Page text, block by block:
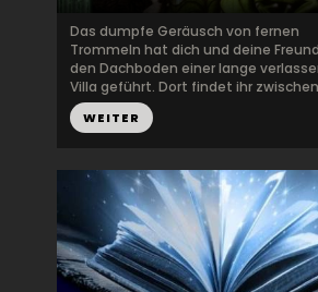
Das dumpfe Geräusch von fernen
Trommeln hat dich und deine
den Dachboden einer lange
Villa geführt. Dort findet ihr zwischen
WEITER